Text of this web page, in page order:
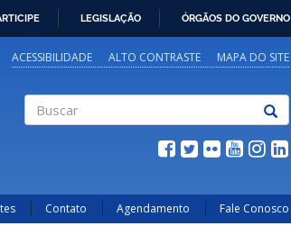
LEGISLAÇÃO ÓRGÃOS DO GOVERNO
ACESSIBILIDADE ALTO CONTRASTE MAPA DO SITE
Contato Agendamento Fale Conosco